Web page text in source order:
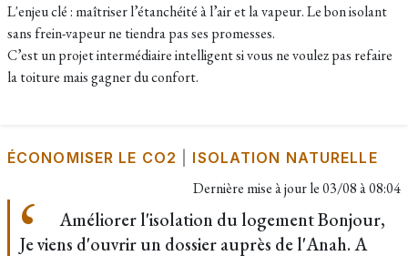
L'enjeu clé : maîtriser l’étanchéité à l’air et la vapeur. Le bon isolant
sans frein-vapeur ne tiendra pas ses promesses.
C’est un projet intermédiaire intelligent si vous ne voulez pas refaire
la toiture mais gagner du confort.
ÉCONOMISER LE CO2 ISOLATION NATURELLE
Dernière mise à jour le03/08 à 08:04
Améliorer l'isolation du logement Bonjour,
Je viens d'ouvrir un dossier auprès de l'Anah. A